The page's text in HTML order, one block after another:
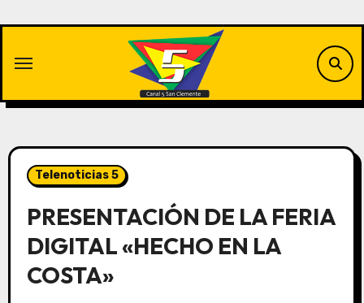
contenido
Telenoticias 5
PRESENTACIÓN DE LA FERIA
DIGITAL «HECHO EN LA
COSTA»